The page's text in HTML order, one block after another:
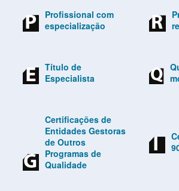
Profissional com
especialização
Título de
Especialista
Certificações de
Entidades Gestoras
de Outros
Programas de
Qualidade